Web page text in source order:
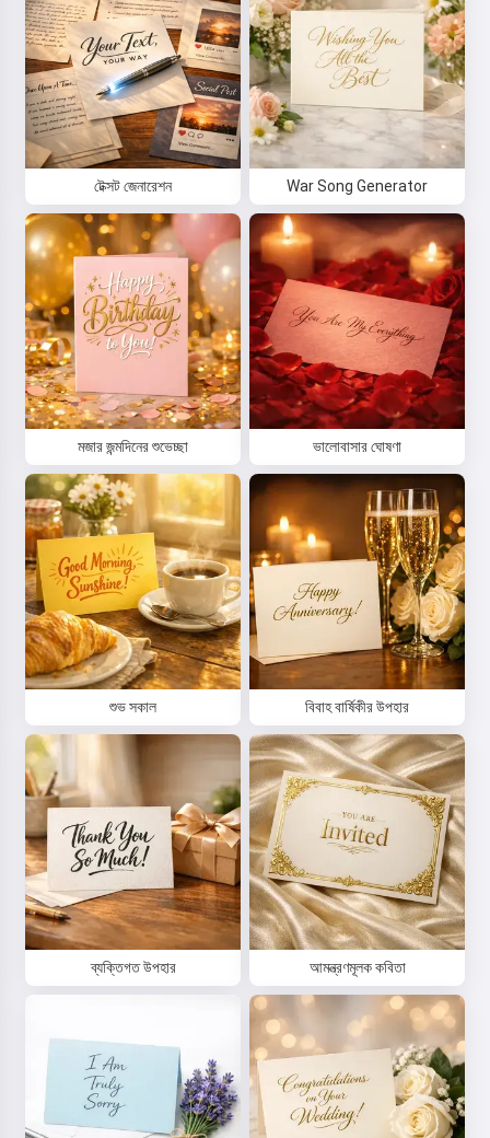
টেক্সট জেনারেশন War Song Generator
মজার জন্মদিনের শুভেচ্ছা ভালোবাসার ঘোষণা
শুভ সকাল বিবাহ বার্ষিকীর উপহার
ব্যক্তিগত উপহার আমন্ত্রণমূলক কবিতা